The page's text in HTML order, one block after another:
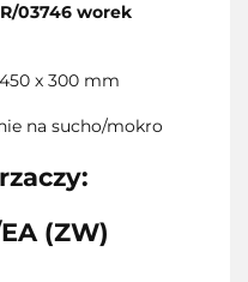
03746 worek
450 x 300 mm
na sucho/mokro
(ZW)